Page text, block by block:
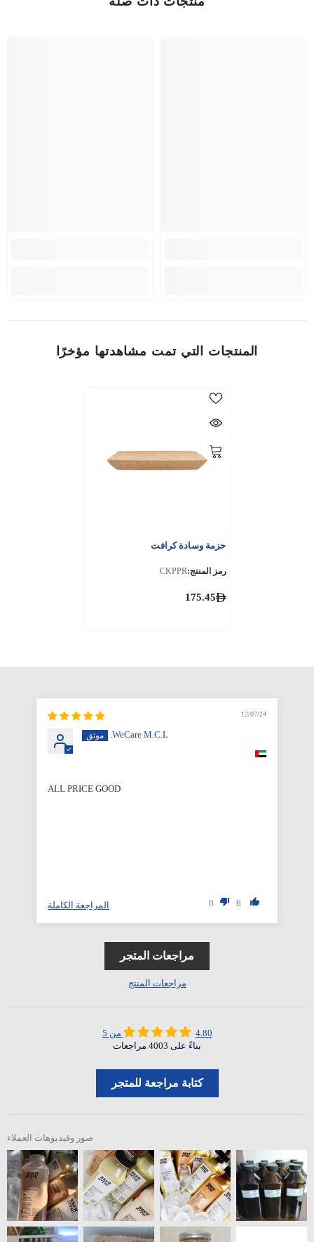
المنتجات التي تمت مشاهدتها مؤخرًا
حزمة وسادة كرافت
رمز المنتج:CKPPR
175.45
12/07/24
WeCare M.C.L.
ALL PRICE GOOD
6
0 المراجعة الكاملة
مراجعات المتجر
مراجعات المنتج
4.80 من 5
بناءً على 4003 مراجعات
كتابة مراجعة للمتجر
صور وفيديوهات العملاء